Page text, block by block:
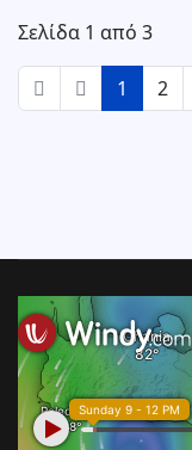
Σελίδα 1 από 3
1 2